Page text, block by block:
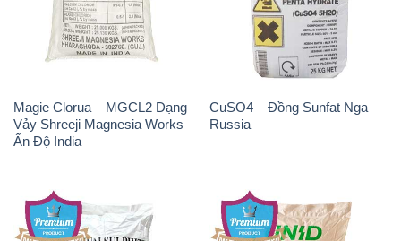
Magie Clorua – MGCL2 Dạng
Vảy Shreeji Magnesia Works
Ấn Độ India
CuSO4 – Đồng Sunfat Nga
Russia